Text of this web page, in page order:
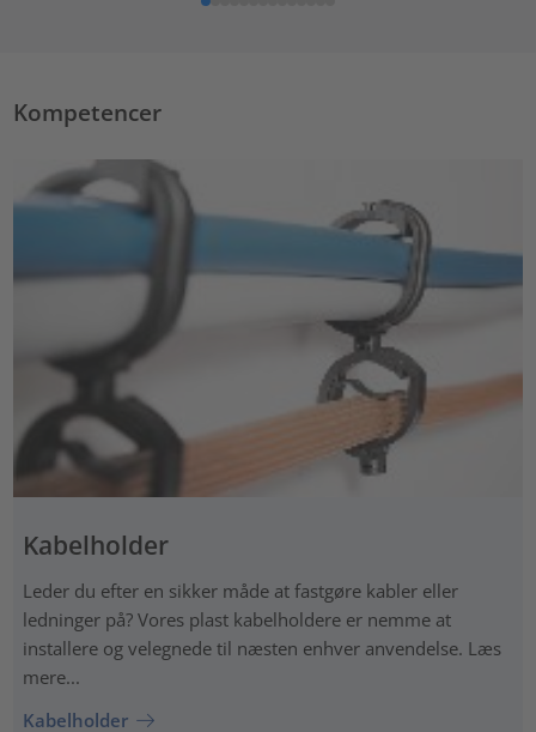
Kompetencer
Kabelholder
Leder du efter en sikker måde at fastgøre kabler eller
ledninger på? Vores plast kabelholdere er nemme at
installere og velegnede til næsten enhver anvendelse. Læs
mere...
Kabelholder